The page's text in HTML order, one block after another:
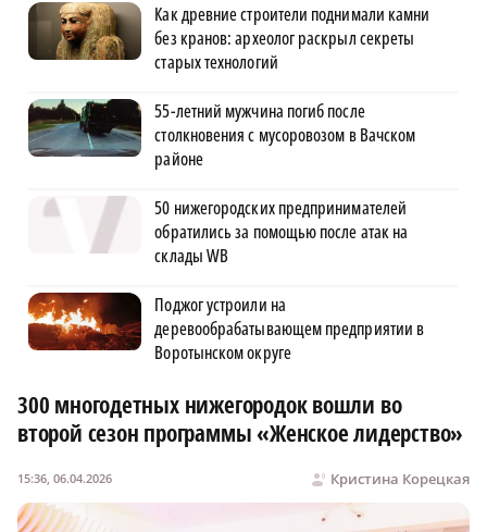
Как древние строители поднимали камни
без кранов: археолог раскрыл секреты
старых технологий
55-летний мужчина погиб после
столкновения с мусоровозом в Вачском
районе
50 нижегородских предпринимателей
обратились за помощью после атак на
склады WB
Поджог устроили на
деревообрабатывающем предприятии в
Воротынском округе
300 многодетных нижегородок вошли во
второй сезон программы «Женское лидерство»
Кристина Корецкая
15:36, 06.04.2026